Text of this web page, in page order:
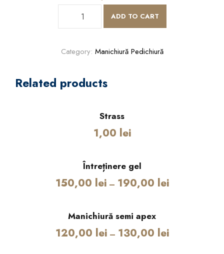
o
a
a
t
ADD TO CART
Category: Manichiură Pedichiură
Related products
Strass
1,00 lei
Întreținere gel
150,00 lei– 190,00 lei
Manichiură semi apex
120,00 lei– 130,00 lei